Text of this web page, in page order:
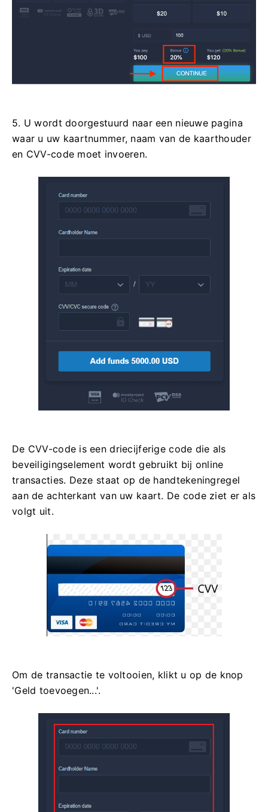
5. U wordt doorgestuurd naar een nieuwe pagina
waar u uw kaartnummer, naam van de kaarthouder
en CVV-code moet invoeren.
De CVV-code is een driecijferige code die als
beveiligingselement wordt gebruikt bij online
transacties. Deze staat op de handtekeningregel
aan de achterkant van uw kaart. De code ziet er als
volgt uit.
Om de transactie te voltooien, klikt u op de knop
'Geld toevoegen...'.